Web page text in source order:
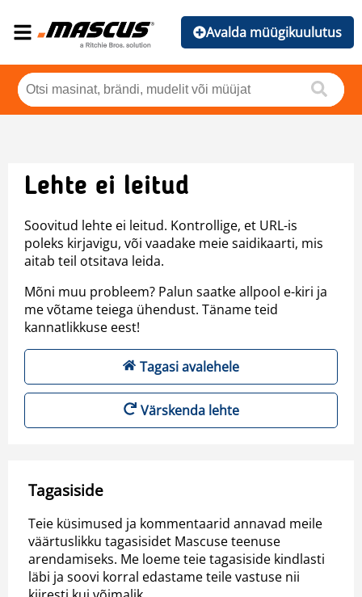
Avalda müügikuulutus
Lehte ei leitud
Soovitud lehte ei leitud. Kontrollige, et URL-is
poleks kirjavigu, või vaadake meie saidikaarti, mis
aitab teil otsitava leida.
Mõni muu probleem? Palun saatke allpool e-kiri ja
me võtame teiega ühendust. Täname teid
kannatlikkuse eest!
Tagasi avalehele
Värskenda lehte
Tagasiside
Teie küsimused ja kommentaarid annavad meile
väärtuslikku tagasisidet Mascuse teenuse
arendamiseks. Me loeme teie tagasiside kindlasti
läbi ja soovi korral edastame teile vastuse nii